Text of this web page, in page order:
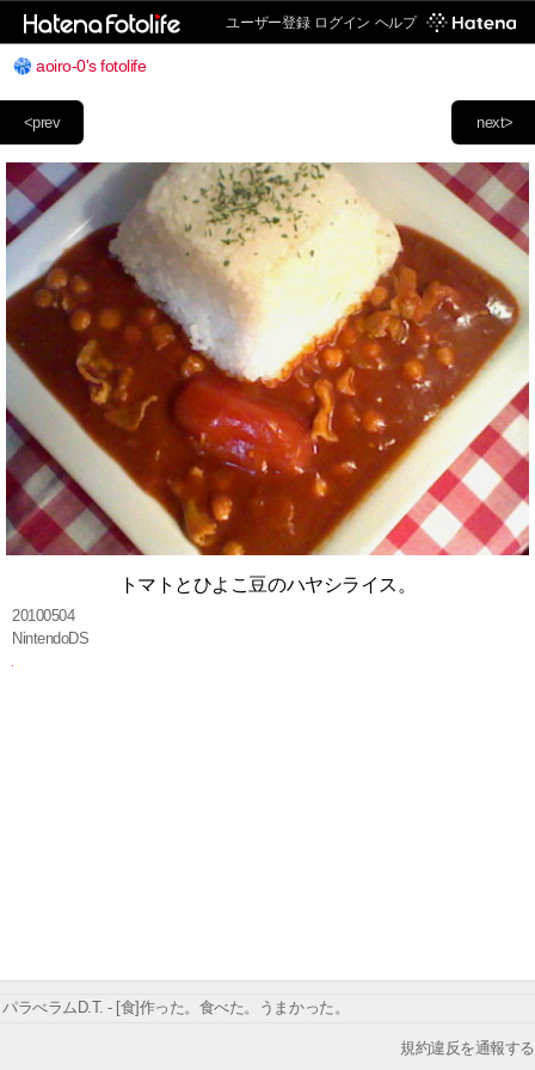
ユーザー登録 ログイン ヘルプ
aoiro-0's fotolife
next>
<prev
トマトとひよこ豆のハヤシライス。
20100504
NintendoDS
パラべラムD.T. - [食]作った。食べた。うまかった。
規約違反を通報する